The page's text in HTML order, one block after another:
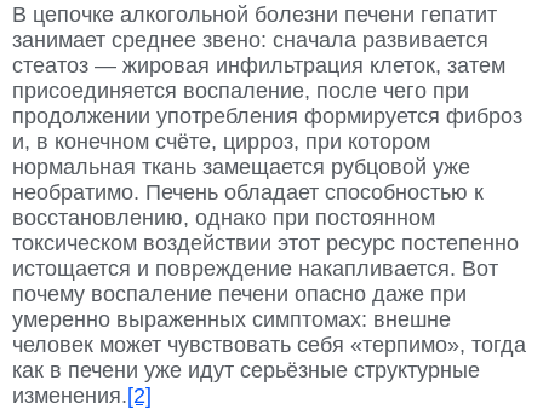
В цепочке алкогольной болезни печени гепатит
занимает среднее звено: сначала развивается
стеатоз — жировая инфильтрация клеток, затем
присоединяется воспаление, после чего при
продолжении употребления формируется фиброз
и, в конечном счёте, цирроз, при котором
нормальная ткань замещается рубцовой уже
необратимо. Печень обладает способностью к
восстановлению, однако при постоянном
токсическом воздействии этот ресурс постепенно
истощается и повреждение накапливается. Вот
почему воспаление печени опасно даже при
умеренно выраженных симптомах: внешне
человек может чувствовать себя «терпимо», тогда
как в печени уже идут серьёзные структурные
изменения.[2]